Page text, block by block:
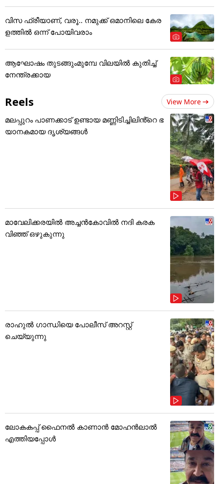
വിസ ഫ്രീയാണ്, വരൂ.. നമുക്ക് ഒമാനിലെ കേര
ളത്തിൽ ഒന്ന് പോയിവരാം
ആഘോഷം തുടങ്ങുംമുമ്പേ വിലയില്‍ കുതിച്ച്
നേന്ത്രക്കായ
Reels View More
മലപ്പുറം പാണക്കാട് ഉണ്ടായ മണ്ണിടിച്ചിലിൻ്റെ ഭ
യാനകമായ ദൃശ്യങ്ങൾ
മാവേലിക്കരയിൽ അച്ചൻകോവിൽ നദി കരക
വിഞ്ഞ് ഒഴുകുന്നു
രാഹുൽ ഗാന്ധിയെ പോലീസ് അറസ്റ്റ്
ചെയ്യുന്നു
ലോകകപ്പ് ഫൈനൽ കാണാൻ മോഹൻലാൽ
എത്തിയപ്പോൾ